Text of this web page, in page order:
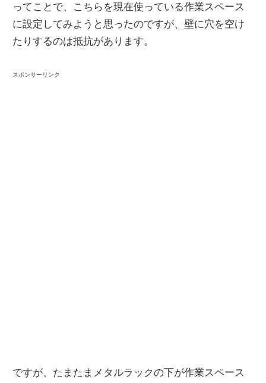
ってことで、こちらを現在使っている作業スペース
に設定してみようと思ったのですが、壁に穴を空け
たりするのは抵抗があります。
スポンサーリンク
ですが、たまたまメタルラックの下が作業スペース